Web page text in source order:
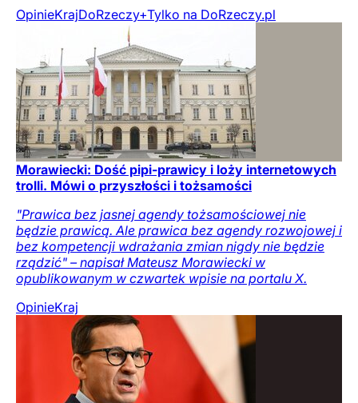
OpinieKrajDoRzeczy+Tylko na DoRzeczy.pl
Morawiecki: Dość pipi-prawicy i loży internetowych
trolli. Mówi o przyszłości i tożsamości
"Prawica bez jasnej agendy tożsamościowej nie
będzie prawicą. Ale prawica bez agendy rozwojowej i
bez kompetencji wdrażania zmian nigdy nie będzie
rządzić" – napisał Mateusz Morawiecki w
opublikowanym w czwartek wpisie na portalu X.
OpinieKraj